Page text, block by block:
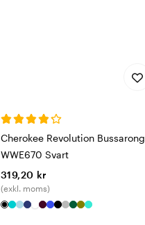
Cherokee Revolution Bussarong
WWE670 Svart
319,20 kr
(exkl. moms)